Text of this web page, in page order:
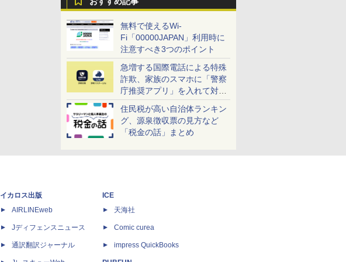
無料で使えるWi-
Fi「00000JAPAN」利用時に
注意すべき3つのポイント
急増する国際電話による特殊
詐欺、家族のスマホに「警察
庁推奨アプリ」を入れて対策
しよう！
住民税が高い自治体ランキン
グ、源泉徴収票の見方など
「税金の話」まとめ
イカロス出版
AIRLINEweb
Jディフェンスニュース
通訳翻訳ジャーナル
ICE
天海社
Comic curea
impress QuickBooks